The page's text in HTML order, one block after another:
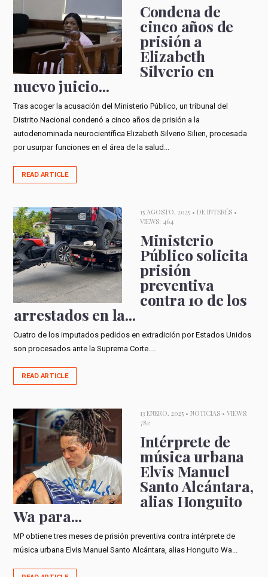
Condena de
cinco años de
prisión a
Elizabeth
Silverio en
nuevo juicio...
Tras acoger la acusación del Ministerio Público, un tribunal del
Distrito Nacional condenó a cinco años de prisión a la
autodenominada neurocientífica Elizabeth Silverio Silien, procesada
por usurpar funciones en el área de la salud...
READ ARTICLE
15 AGOSTO, 2025 • DE INTERÉS•
VIEWS: 464
Ministerio
Público solicita
prisión
preventiva
contra 10 de los
arrestados en la...
Cuatro de los imputados pedidos en extradición por Estados Unidos
son procesados ante la Suprema Corte....
READ ARTICLE
13 ENERO, 2025 • NOTICIAS• VIEWS:
782
Intérprete de
música urbana
Elvis Manuel
Santo Alcántara,
alias Honguito
Wa para...
MP obtiene tres meses de prisión preventiva contra intérprete de
música urbana Elvis Manuel Santo Alcántara, alias Honguito Wa...